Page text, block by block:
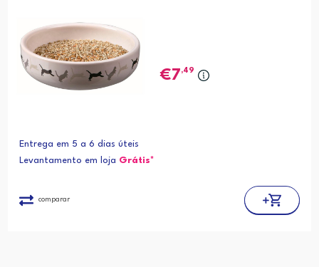
7,49
Entrega em 5 a 6 dias úteis
Levantamento em loja Grátis*
comparar